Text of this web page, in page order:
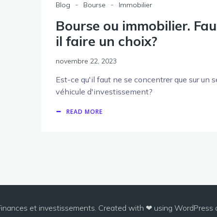
Blog - Bourse - Immobilier
Bourse ou immobilier.
il faire un choix?
novembre 22, 2023
Est-ce qu'il faut ne se concentrer que sur un
véhicule d'investissement?
READ MORE
et investissements. Created with ❤ using WordPress